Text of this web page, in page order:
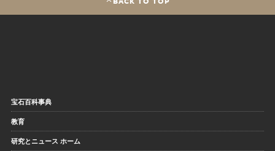
宝石百科事典
教育
研究とニュース ホーム